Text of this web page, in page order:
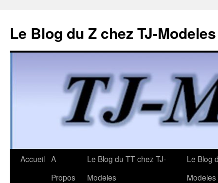
Le Blog du Z chez TJ-Modeles
Skip
Accueil A
Propos
Le Blog du TT chez TJ-
Modeles
Le Blog
Modeles